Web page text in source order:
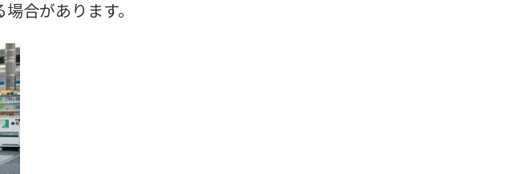
合があります。